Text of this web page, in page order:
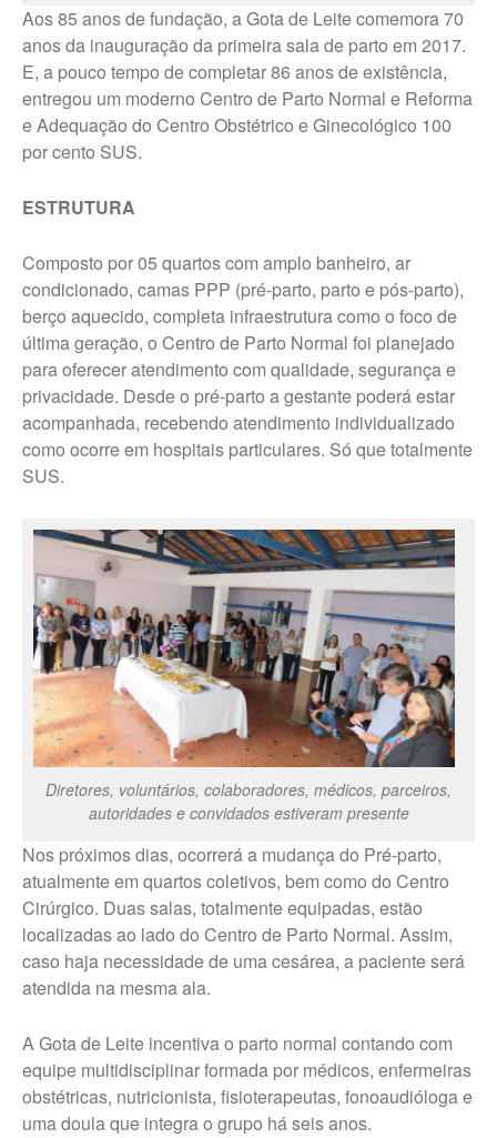
Aos 85 anos de fundação, a Gota de Leite comemora 70
anos da inauguração da primeira sala de parto em 2017.
E, a pouco tempo de completar 86 anos de existência,
entregou um moderno Centro de Parto Normal e Reforma
e Adequação do Centro Obstétrico e Ginecológico 100
por cento SUS.
ESTRUTURA
Composto por 05 quartos com amplo banheiro, ar
condicionado, camas PPP (pré-parto, parto e pós-parto),
berço aquecido, completa infraestrutura como o foco de
última geração, o Centro de Parto Normal foi planejado
para oferecer atendimento com qualidade, segurança e
privacidade. Desde o pré-parto a gestante poderá estar
acompanhada, recebendo atendimento individualizado
como ocorre em hospitais particulares. Só que totalmente
SUS.
Diretores, voluntários, colaboradores, médicos, parceiros,
autoridades e convidados estiveram presente
Nos próximos dias, ocorrerá a mudança do Pré-parto,
atualmente em quartos coletivos, bem como do Centro
Cirúrgico. Duas salas, totalmente equipadas, estão
localizadas ao lado do Centro de Parto Normal. Assim,
caso haja necessidade de uma cesárea, a paciente será
atendida na mesma ala.
A Gota de Leite incentiva o parto normal contando com
equipe multidisciplinar formada por médicos, enfermeiras
obstétricas, nutricionista, fisioterapeutas, fonoaudióloga e
uma doula que integra o grupo há seis anos.